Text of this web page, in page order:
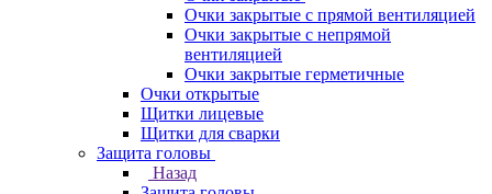
Очки закрытые с прямой вентиляцией
Очки закрытые с непрямой
вентиляцией
Очки закрытые герметичные
Очки открытые
Щитки лицевые
Щитки для сварки
Защита головы
Назад